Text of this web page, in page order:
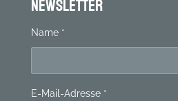
NEWSLETTER
Name *
E-Mail-Adresse *